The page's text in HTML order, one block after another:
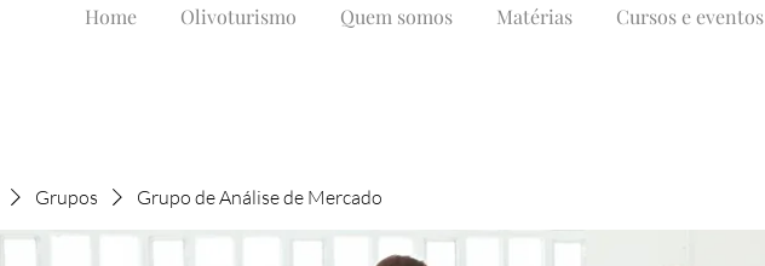
Grupos Grupo de Análise de Mercado
Home Olivoturismo Quem somos Matérias Cursos e eventos